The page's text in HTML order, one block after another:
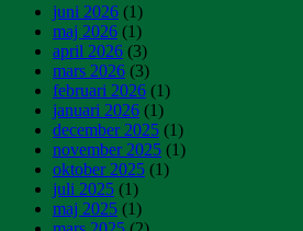
juni 2026 (1)
maj 2026 (1)
april 2026 (3)
mars 2026 (3)
februari 2026 (1)
januari 2026 (1)
december 2025 (1)
november 2025 (1)
oktober 2025 (1)
juli 2025 (1)
maj 2025 (1)